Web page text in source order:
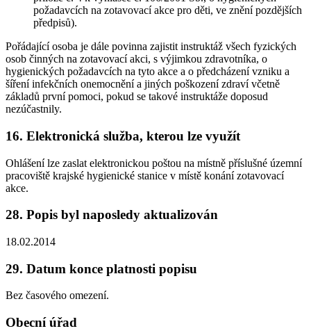
požadavcích na zotavovací akce pro děti, ve znění pozdějších
předpisů).
Pořádající osoba je dále povinna zajistit instruktáž všech fyzických
osob činných na zotavovací akci, s výjimkou zdravotníka, o
hygienických požadavcích na tyto akce a o předcházení vzniku a
šíření infekčních onemocnění a jiných poškození zdraví včetně
základů první pomoci, pokud se takové instruktáže doposud
nezúčastnily.
16. Elektronická služba, kterou lze využít
Ohlášení lze zaslat elektronickou poštou na místně příslušné územní
pracoviště krajské hygienické stanice v místě konání zotavovací
akce.
28. Popis byl naposledy aktualizován
18.02.2014
29. Datum konce platnosti popisu
Bez časového omezení.
Obecní úřad